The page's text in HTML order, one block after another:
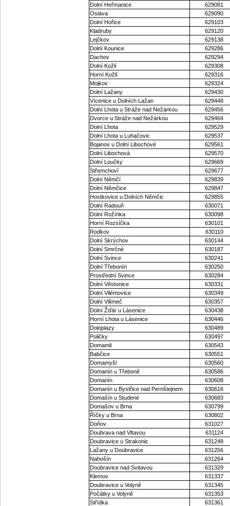
Dolní Heřmanice
629081
Oslava
629090
Dolní Hořice
629103
Kladruby
629120
Lejčkov
629138
Dolní Kounice
629286
Dachov
629294
Dolní Kožlí
629308
Horní Kožlí
629316
Mojkov
629324
Dolní Lažany
629430
Vícenice u Dolních Lažan
629448
Dolní Lhota u Stráže nad Nežárkou
629456
Dvorce u Stráže nad Nežárkou
629464
Dolní Lhota
629529
Dolní Lhota u Luhačovic
629537
Bojanov u Dolní Libochové
629561
Dolní Libochová
629570
Dolní Loučky
629669
Střemchoví
629677
Dolní Němčí
629839
Dolní Němčice
629847
Hostkovice u Dolních Němčic
629855
Dolní Radouň
630071
Dolní Rožínka
630098
Horní Rozsíčka
630101
Rodkov
630110
Dolní Skrýchov
630144
Dolní Smrčné
630187
Dolní Svince
630241
Dolní Třebonín
630250
Prostřední Svince
630284
Dolní Věstonice
630331
Dolní Vilémovice
630349
Dolní Vilímeč
630357
Dolní Žďár u Lásenice
630438
Horní Lhota u Lásenice
630446
Doloplazy
630489
Poličky
630497
Domamil
630543
Babčice
630551
Domamyšl
630560
Domanín u Třeboně
630586
Domanín
630608
Domanín u Bystřice nad Pernštejnem
630616
Domašín u Studené
630683
Domašov u Brna
630799
Říčky u Brna
630802
Doňov
631027
Doubrava nad Vltavou
631124
Doubravice u Strakonic
631248
Lažany u Doubravice
631256
Nahošín
631264
Doubravice nad Svitavou
631329
Klemov
631337
Doubravice u Volyně
631345
Počátky u Volyně
631353
Střídka
631361